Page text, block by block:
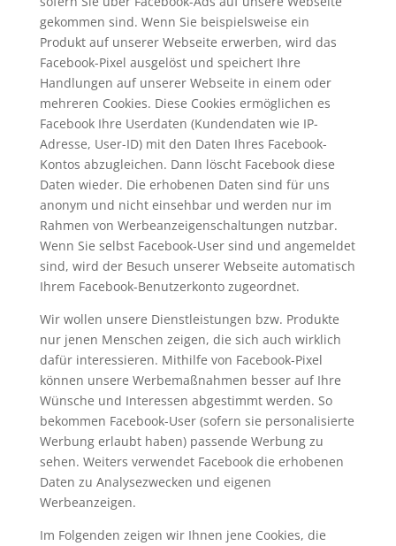
gekommen sind. Wenn Sie beispielsweise ein
Produkt auf unserer Webseite erwerben, wird das
Facebook-Pixel ausgelöst und speichert Ihre
Handlungen auf unserer Webseite in einem oder
mehreren Cookies. Diese Cookies ermöglichen es
Facebook Ihre Userdaten (Kundendaten wie IP-
Adresse, User-ID) mit den Daten Ihres Facebook-
Kontos abzugleichen. Dann löscht Facebook diese
Daten wieder. Die erhobenen Daten sind für uns
anonym und nicht einsehbar und werden nur im
Rahmen von Werbeanzeigenschaltungen nutzbar.
Wenn Sie selbst Facebook-User sind und angemeldet
sind, wird der Besuch unserer Webseite automatisch
Ihrem Facebook-Benutzerkonto zugeordnet.
Wir wollen unsere Dienstleistungen bzw. Produkte
nur jenen Menschen zeigen, die sich auch wirklich
dafür interessieren. Mithilfe von Facebook-Pixel
können unsere Werbemaßnahmen besser auf Ihre
Wünsche und Interessen abgestimmt werden. So
bekommen Facebook-User (sofern sie personalisierte
Werbung erlaubt haben) passende Werbung zu
sehen. Weiters verwendet Facebook die erhobenen
Daten zu Analysezwecken und eigenen
Werbeanzeigen.
Im Folgenden zeigen wir Ihnen jene Cookies, die